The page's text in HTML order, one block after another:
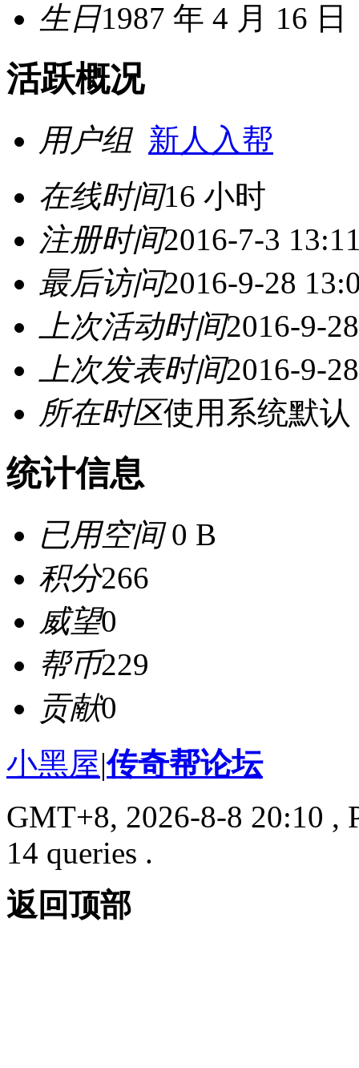
生日1987 年 4 月 16 日
活跃概况
用户组 新人入帮
在线时间16 小时
注册时间2016-7-3
最后访问2016-9-28
上次活动时间2016-9-
上次发表时间2016-9-
所在时区使用系统默认
统计信息
已用空间0 B
积分266
威望0
帮币229
贡献0
小黑屋|传奇帮论坛
GMT+8, 2026-8-8 20:10 ,
14 queries .
返回顶部